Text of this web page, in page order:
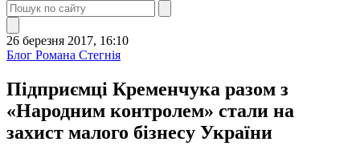
26 березня 2017, 16:10
Блог Романа Стегнія
Підприємці Кременчука разом з
«Народним контролем» стали на
захист малого бізнесу України